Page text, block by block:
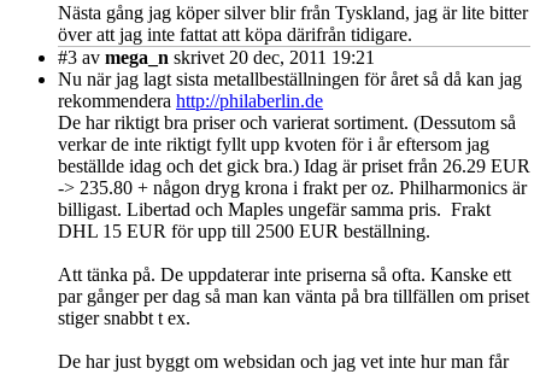
Nästa gång jag köper silver blir från Tyskland, jag är lite bitter
över att jag inte fattat att köpa därifrån tidigare.
#3 av mega_n skrivet 20 dec, 2011 19:21
Nu när jag lagt sista metallbeställningen för året så då kan jag
rekommendera http://philaberlin.de
De har riktigt bra priser och varierat sortiment. (Dessutom så
verkar de inte riktigt fyllt upp kvoten för i år eftersom jag
beställde idag och det gick bra.) Idag är priset från 26.29 EUR
-> 235.80 + någon dryg krona i frakt per oz. Philharmonics är
billigast. Libertad och Maples ungefär samma pris. Frakt
DHL 15 EUR för upp till 2500 EUR beställning.
Att tänka på. De uppdaterar inte priserna så ofta. Kanske ett
par gånger per dag så man kan vänta på bra tillfällen om priset
stiger snabbt t ex.
De har just byggt om websidan och jag vet inte hur man får